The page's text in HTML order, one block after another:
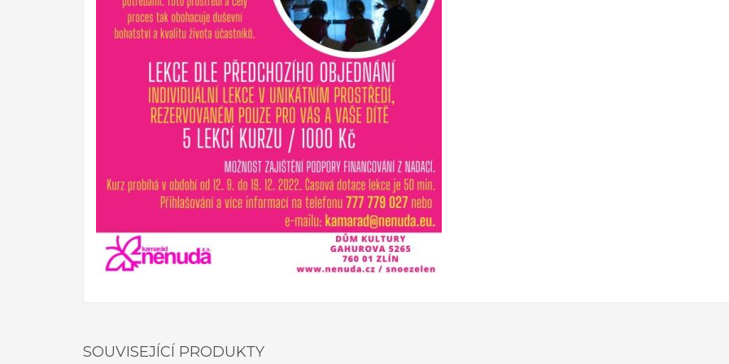
Sociální fond Zlínského kraje výrazně přispívá aktivitám zaměřených pro rodiny
ato místnost má pozitivní například u poruch hyperaktivity, nedostatečné schopnosti soustředění, strachu, úzkosti, nebo
také realizován program formou zážitkového odpoledne. Cílem druhého projektu je ukázat rodinám, jak lze plnohodnotně
podpořit soudržnost rodiny. Na činnostech se podílí celá rodina. Vyzkoušíme si týmovou práci formou tvořivých dílen a pak
místnosti Snoezelen.
SOUVISEJÍCÍ PRODUKTY